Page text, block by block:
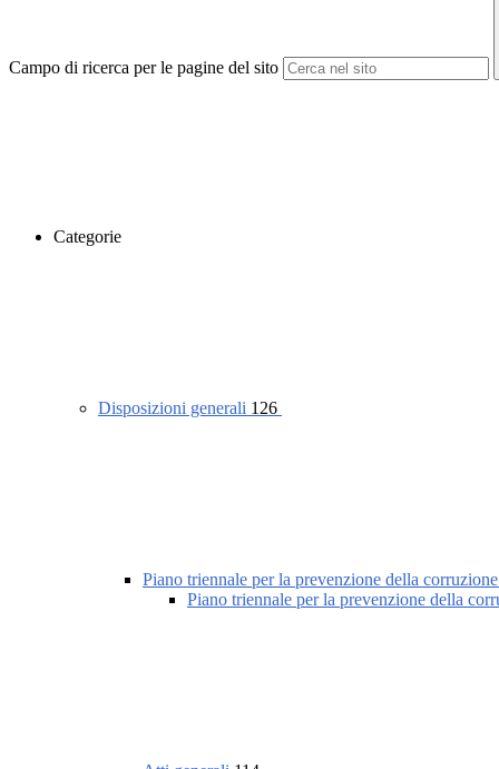
Campo di ricerca per le pagine del sito
Categorie
Disposizioni generali 126
Piano triennale per la prevenzione della
Piano triennale per la prevenzione della